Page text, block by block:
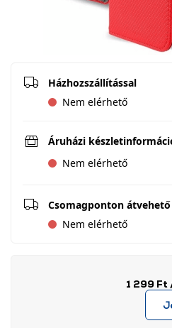
Házhozszállítással
Nem elérhető
Áruházi
Nem elérhető
Csomagponton átvehető
Nem elérhető
1 299 Ft